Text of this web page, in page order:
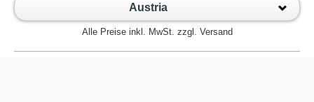
Austria
Alle Preise inkl. MwSt. zzgl. Versand